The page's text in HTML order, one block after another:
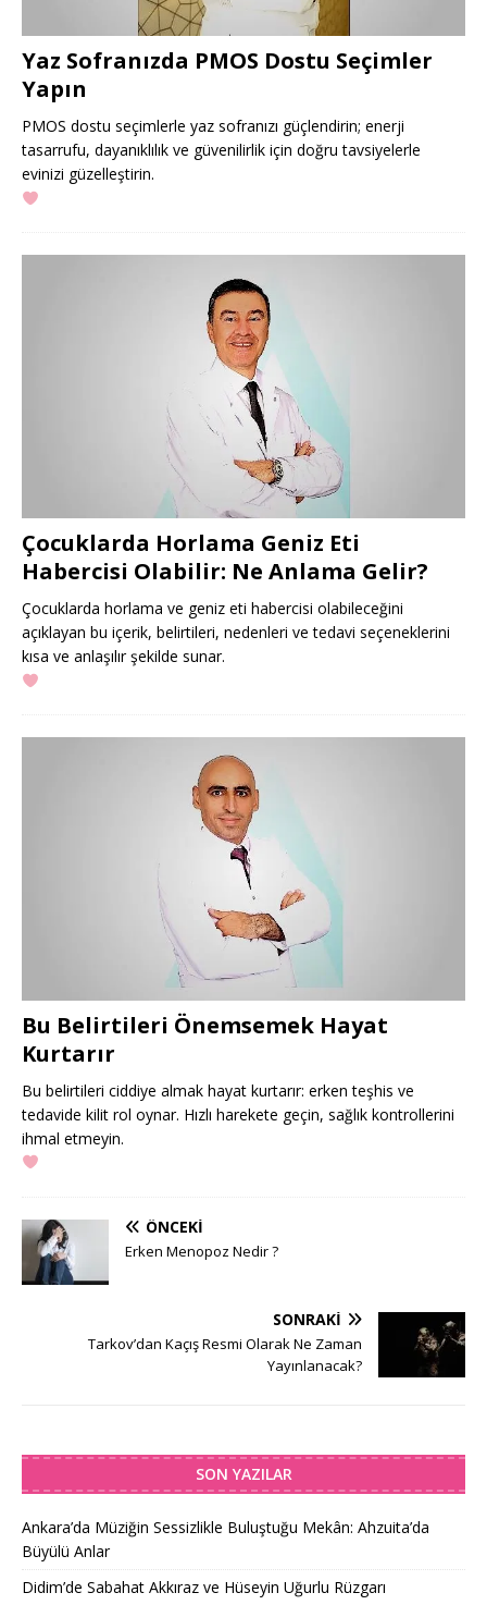
Yaz Sofranızda PMOS Dostu Seçimler
Yapın
PMOS dostu seçimlerle yaz sofranızı güçlendirin; enerji
tasarrufu, dayanıklılık ve güvenilirlik için doğru tavsiyelerle
evinizi güzelleştirin.
Çocuklarda Horlama Geniz Eti
Habercisi Olabilir: Ne Anlama Gelir?
Çocuklarda horlama ve geniz eti habercisi olabileceğini
açıklayan bu içerik, belirtileri, nedenleri ve tedavi seçeneklerini
kısa ve anlaşılır şekilde sunar.
Bu Belirtileri Önemsemek Hayat
Kurtarır
Bu belirtileri ciddiye almak hayat kurtarır: erken teşhis ve
tedavide kilit rol oynar. Hızlı harekete geçin, sağlık kontrollerini
ihmal etmeyin.
ÖNCEKI
Erken Menopoz Nedir ?
SONRAKI
Tarkov’dan Kaçış Resmi Olarak Ne Zaman
Yayınlanacak?
SON YAZILAR
Ankara’da Müziğin Sessizlikle Buluştuğu Mekân: Ahzuita’da
Büyülü Anlar
Didim’de Sabahat Akkıraz ve Hüseyin Uğurlu Rüzgarı